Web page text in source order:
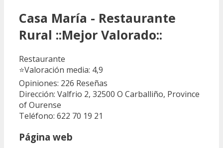
Casa María - Restaurante
Rural ::Mejor Valorado::
Restaurante
⭐Valoración media: 4,9
Opiniones: 226 Reseñas
Dirección: Valfrio 2, 32500 O Carballiño, Province
of Ourense
Teléfono: 622 70 19 21
Página web